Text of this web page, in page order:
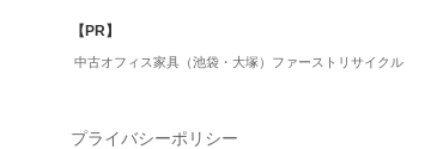
【PR】
中古オフィス家具（池袋・大塚）ファーストリサイクル
プライバシーポリシー